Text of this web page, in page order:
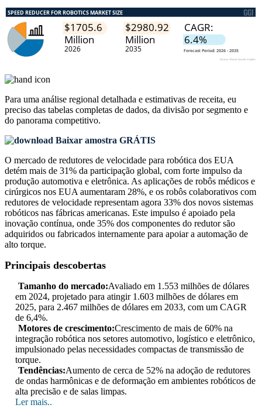
Para uma análise regional detalhada e estimativas de receita, eu
preciso das tabelas completas de dados, da divisão por segmento e
do panorama competitivo.
Baixar amostra GRÁTIS
O mercado de redutores de velocidade para robótica dos EUA
detém mais de 31% da participação global, com forte impulso da
produção automotiva e eletrônica. As aplicações de robôs médicos e
cirúrgicos nos EUA aumentaram 28%, e os robôs colaborativos com
redutores de velocidade representam agora 33% dos novos sistemas
robóticos nas fábricas americanas. Este impulso é apoiado pela
inovação contínua, onde 35% dos componentes do redutor são
adquiridos ou fabricados internamente para apoiar a automação de
alto torque.
Principais descobertas
Tamanho do mercado:Avaliado em 1.553 milhões de dólares
em 2024, projetado para atingir 1.603 milhões de dólares em
2025, para 2.467 milhões de dólares em 2033, com um CAGR
de 6,4%.
Motores de crescimento:Crescimento de mais de 60% na
integração robótica nos setores automotivo, logístico e eletrônico,
impulsionado pelas necessidades compactas de transmissão de
torque.
Tendências:Aumento de cerca de 52% na adoção de redutores
de ondas harmônicas e de deformação em ambientes robóticos de
alta precisão e de salas limpas.
Ler mais..